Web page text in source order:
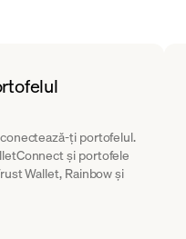
ți portofelul.
și portofele
Wallet, Rainbow și